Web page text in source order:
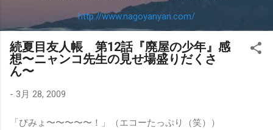
http://www.nagoyanyan.com/
続夏目友人帳 第12話『廃屋の少年』感
想〜ニャンコ先生の見せ場盛りだくさ
ん〜
- 3月 28, 2009
「びみょ〜〜〜〜〜！」（エコーたっぷり（笑））